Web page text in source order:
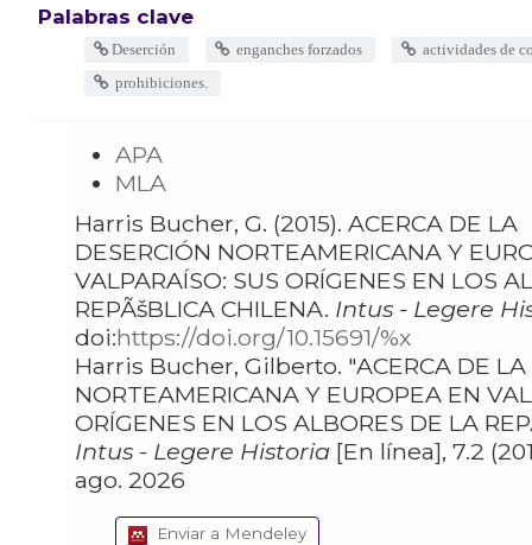
Palabras clave
Deserción enganches forzados
actividades de
prohibiciones.
APA
MLA
Harris Bucher, G. (2015). ACERCA DE LA
DESERCIÓN NORTEAMERICANA Y
VALPARAÍSO: SUS ORÍGENES EN LOS
REPÃšBLICA CHILENA. Intus - Legere
doi:https://doi.org/10.15691/%x
Harris Bucher, Gilberto. "ACERCA DE LA DESERCIÓN
NORTEAMERICANA Y EUROPEA EN
ORÍGENES EN LOS ALBORES DE LA
Intus - Legere Historia [En línea], 7.2
ago. 2026
Enviar a Mendeley